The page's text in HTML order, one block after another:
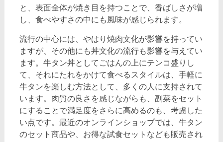
と、表面全体が焼き目を持つことで、香ばしさが増
し、食べやすさの中にも風味が感じられます。
流行の中心には、やはり焼肉文化が影響を持ってい
ますが、その他にも丼文化の流行も影響を与えてい
ます。牛タン丼としてごはんの上にテンコ盛りし
て、それにたれをかけて食べるスタイルは、手軽に
牛タンを楽しむ方法として、多くの人に支持されて
います。肉質の良さを感じながらも、副菜をセット
にすることで満足度をさらに高めるのも、考慮した
い点です。最近のオンラインショップでは、牛タン
のセット商品や、お得な試食セットなども販売され